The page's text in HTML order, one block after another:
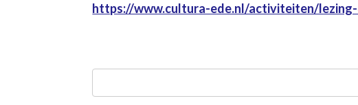
https://www.cultura-ede.nl/activiteiten/